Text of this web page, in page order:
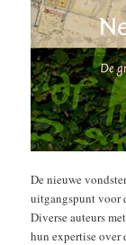
De nieuwe
uitgangspunt voor
Diverse auteurs
hun expertise over